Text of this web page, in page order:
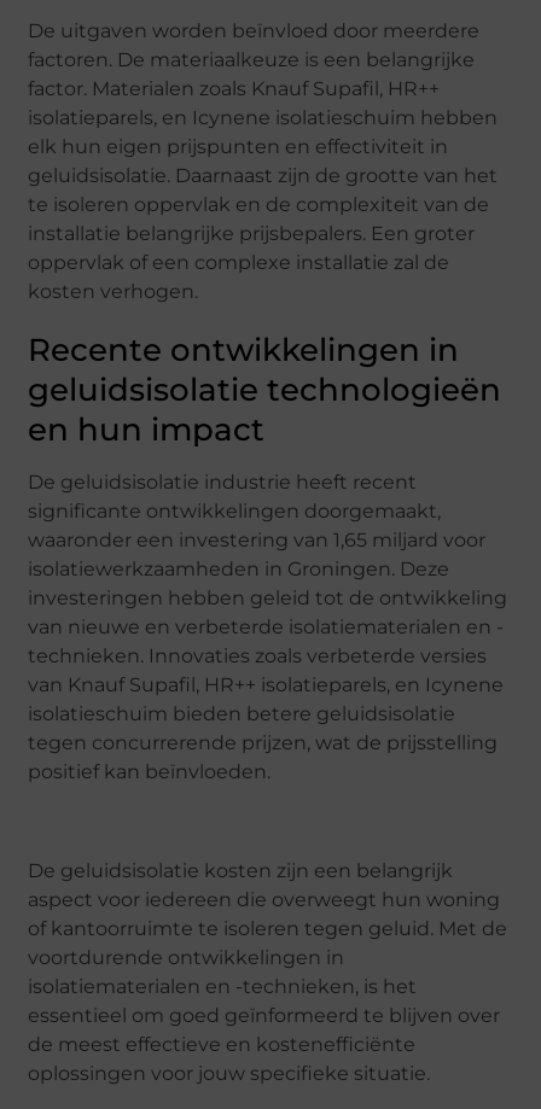
De uitgaven worden beïnvloed door meerdere
factoren. De materiaalkeuze is een belangrijke
factor. Materialen zoals Knauf Supafil, HR++
isolatieparels, en Icynene isolatieschuim hebben
elk hun eigen prijspunten en effectiviteit in
geluidsisolatie. Daarnaast zijn de grootte van het
te isoleren oppervlak en de complexiteit van de
installatie belangrijke prijsbepalers. Een groter
oppervlak of een complexe installatie zal de
kosten verhogen.
Recente ontwikkelingen in
geluidsisolatie technologieën
en hun impact
De geluidsisolatie industrie heeft recent
significante ontwikkelingen doorgemaakt,
waaronder een investering van 1,65 miljard voor
isolatiewerkzaamheden in Groningen. Deze
investeringen hebben geleid tot de ontwikkeling
van nieuwe en verbeterde isolatiematerialen en -
technieken. Innovaties zoals verbeterde versies
van Knauf Supafil, HR++ isolatieparels, en Icynene
isolatieschuim bieden betere geluidsisolatie
tegen concurrerende prijzen, wat de prijsstelling
positief kan beïnvloeden.
De geluidsisolatie kosten zijn een belangrijk
aspect voor iedereen die overweegt hun woning
of kantoorruimte te isoleren tegen geluid. Met de
voortdurende ontwikkelingen in
isolatiematerialen en -technieken, is het
essentieel om goed geïnformeerd te blijven over
de meest effectieve en kostenefficiënte
oplossingen voor jouw specifieke situatie.